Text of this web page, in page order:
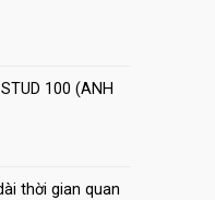
₫.
100 (ANH
thời gian quan